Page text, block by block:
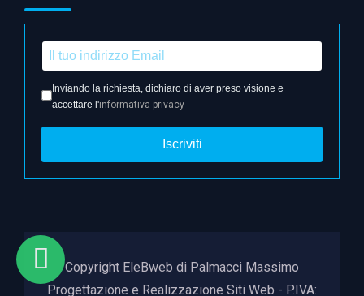
Inviando la richiesta, dichiaro di aver preso visione e
accettare l'informativa privacy
Iscriviti
Copyright EleBweb di Palmacci Massimo
Progettazione e Realizzazione Siti Web - P.IVA: